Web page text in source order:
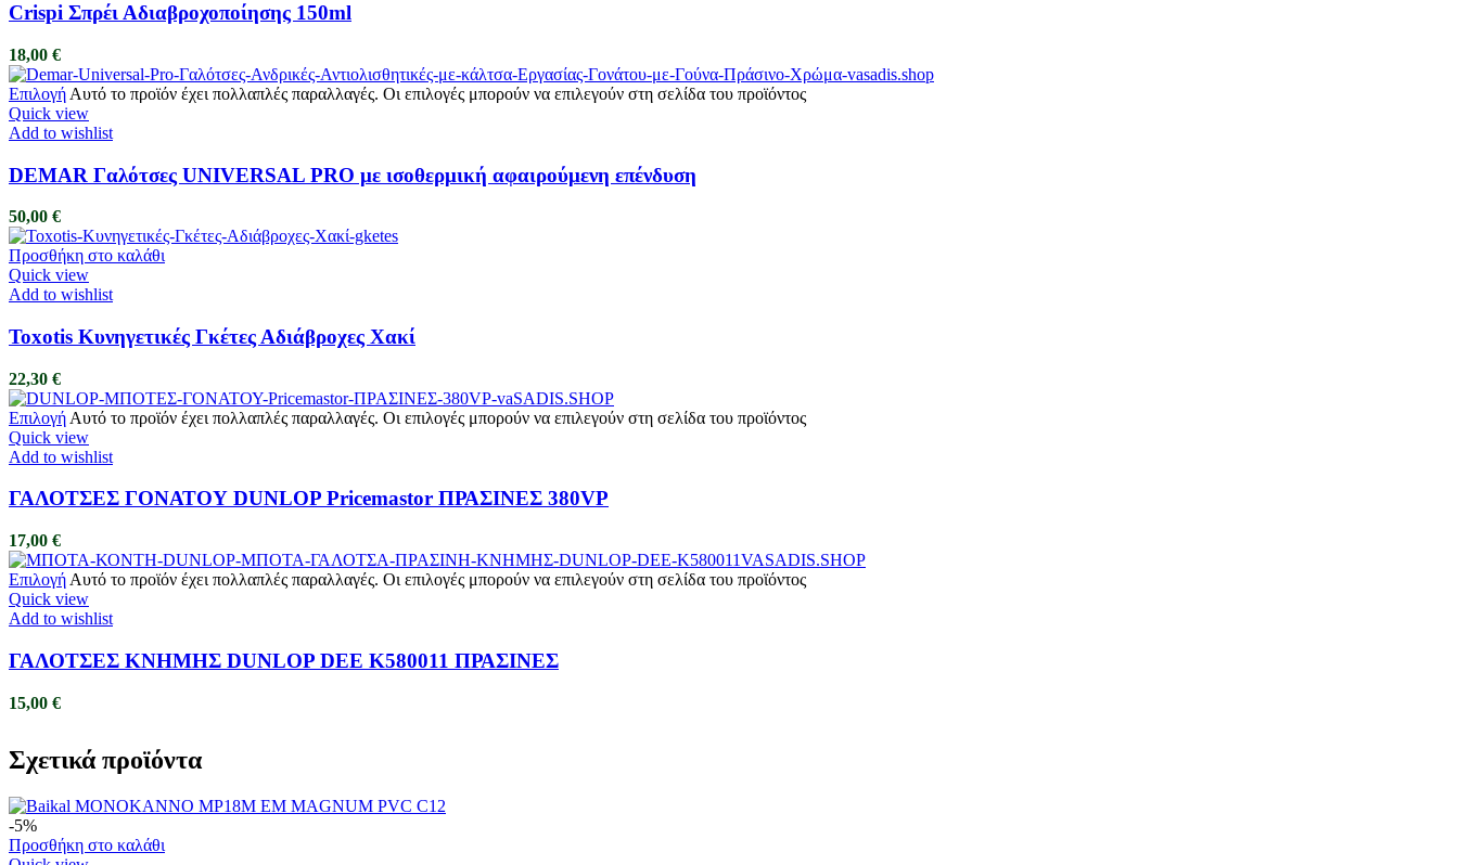
Crispi Σπρέι Αδιαβροχοποίησης 150ml
18,00 €
Επιλογή Αυτό το προϊόν έχει πολλαπλές παραλλαγές. Οι επιλογές μπορούν να επιλεγούν στη σελίδα του προϊόντος
Quick view
Add to wishlist
DEMAR Γαλότσες UNIVERSAL PRO με ισοθερμική αφαιρούμενη επένδυση
50,00 €
Προσθήκη στο καλάθι
Quick view
Add to wishlist
Toxotis Κυνηγετικές Γκέτες Αδιάβροχες Χακί
22,30 €
Επιλογή Αυτό το προϊόν έχει πολλαπλές παραλλαγές. Οι επιλογές μπορούν να επιλεγούν στη σελίδα του προϊόντος
Quick view
Add to wishlist
ΓΑΛΟΤΣΕΣ ΓΟΝΑΤΟΥ DUNLOP Pricemastor ΠΡΑΣΙΝΕΣ 380VP
17,00 €
Επιλογή Αυτό το προϊόν έχει πολλαπλές παραλλαγές. Οι επιλογές μπορούν να επιλεγούν στη σελίδα του προϊόντος
Quick view
Add to wishlist
ΓΑΛΟΤΣΕΣ ΚΝΗΜΗΣ DUNLOP DEE K580011 ΠΡΑΣΙΝΕΣ
15,00 €
Σχετικά προϊόντα
-5%
Προσθήκη στο καλάθι